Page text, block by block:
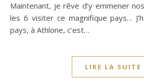
Maintenant, je rêve d’y emmener
les 6 visiter ce magnifique pays…
pays, à Athlone, c’est…
LIRE LA SUITE